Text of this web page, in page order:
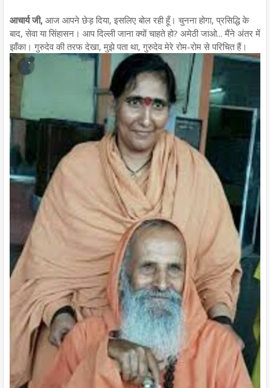
आचार्य जी, आज आपने छेड़ दिया, इसलिए बोल रही हूँ। चुनना होगा, प्रसिद्धि के
बाद, सेवा या सिंहासन। आप दिल्ली जाना क्यों चाहते हो? अमेठी जाओ... मैंने अंतर में
झाँका। गुरुदेव की तरफ देखा, मुझे पता था, गुरुदेव मेरे रोम-रोम से परिचित हैं।